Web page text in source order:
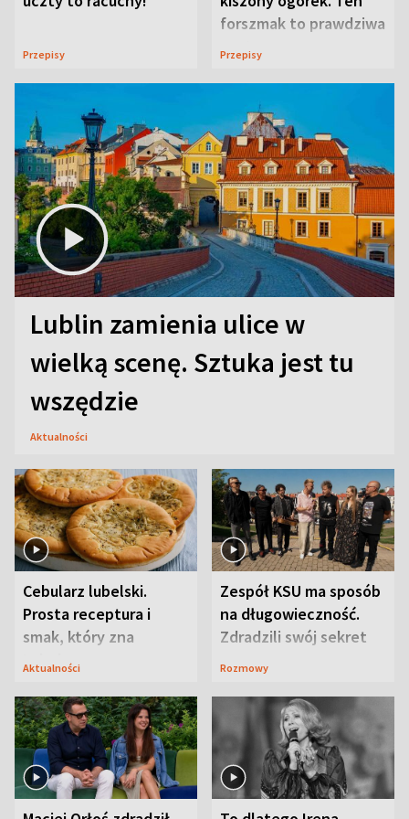
Przepisy
forszmak to prawdziwa
uczta
Przepisy
Lublin zamienia ulice w
wielką scenę. Sztuka jest tu
wszędzie
Aktualności
Cebularz lubelski.
Prosta receptura i
smak, który zna
Lubelszczyzna
Aktualności
Zespół KSU ma sposób
na długowieczność.
Zdradzili swój sekret
Rozmowy